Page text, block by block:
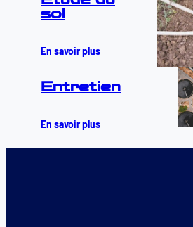
sol
En savoir plus
Entretien
En savoir plus